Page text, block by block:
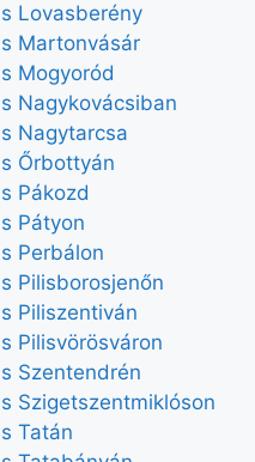
Lovasberény
Martonvásár
Mogyoród
Nagykovácsiban
Nagytarcsa
Őrbottyán
Pákozd
Pátyon
Perbálon
Pilisborosjenőn
Piliszentiván
Pilisvörösváron
Szentendrén
Szigetszentmiklóson
Tatán